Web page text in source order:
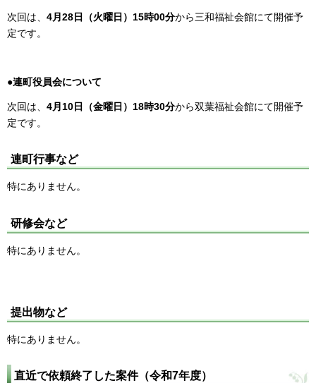
次回は、 4月28日（火曜日）15時00分から三和福祉会館にて開催予
定です。
●連町役員会について
次回は、 4月10日（金曜日）18時30分から双葉福祉会館にて開催予
定です。
連町行事など
特にありません。
研修会など
特にありません。
提出物など
特にありません。
直近で依頼終了した案件（令和7年度）